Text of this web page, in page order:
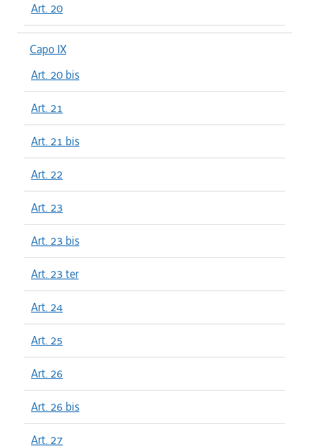
Art. 20
Capo IX
Art. 20 bis
Art. 21
Art. 21 bis
Art. 22
Art. 23
Art. 23 bis
Art. 23 ter
Art. 24
Art. 25
Art. 26
Art. 26 bis
Art. 27